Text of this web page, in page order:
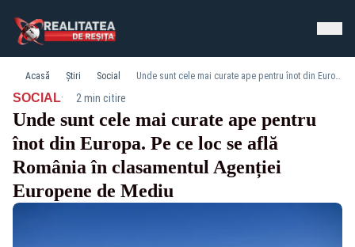
Acasă Știri Social Unde sunt cele mai curate ape pentru înot din Europa. Pe ce loc se află România în clasamentul Agenției Europene de Mediu
SOCIAL· 2 min citire
Unde sunt cele mai curate ape pentru
înot din Europa. Pe ce loc se află
România în clasamentul Agenției
Europene de Mediu